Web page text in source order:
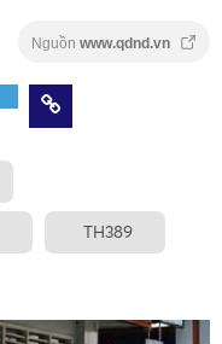
Nguồn www.qdnd.vn
TH389